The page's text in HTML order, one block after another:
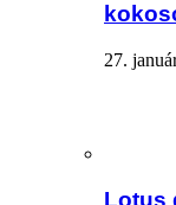
27.
Lotus